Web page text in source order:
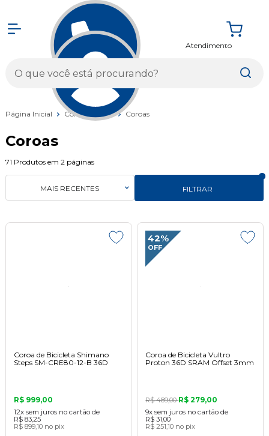
Atendimento
Página Inicial Componentes Coroas
Coroas
71 Produtos em 2 páginas
FILTRAR
MAIS RECENTES
Coroa de Bicicleta Shimano
Steps SM-CRE80-12-B 36D
R$ 999,00
12x sem juros no cartãode
R$ 83,25
R$ 899,10 no pix
42%
OFF
Coroa de Bicicleta Vultro
Proton 36D SRAM Offset 3mm
R$ 489,00R$ 279,00
9x sem juros no cartão de
R$ 31,00
R$ 251,10 no pix